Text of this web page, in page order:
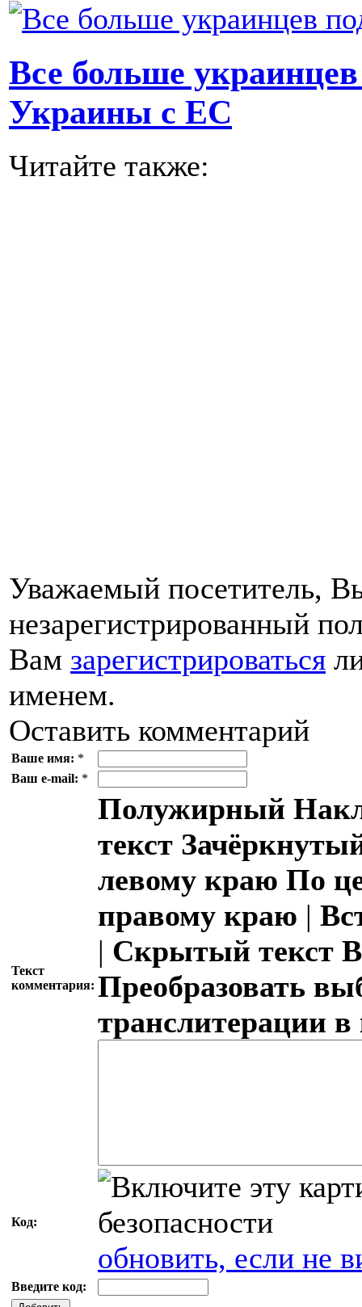
Все больше
Украины с ЕС
Читайте также:
Уважаемый посетитель,
незарегистрированный
Вам зарегистрироваться
именем.
Оставить комментарий
Ваше имя: *
Ваш e-mail: *
Текст
комментария:
Полужирный
текст
левому краю По
правому краю |
| Скрытый текст
Преобразовать
транслитерации
Код:
обновить, если не
Введите код: